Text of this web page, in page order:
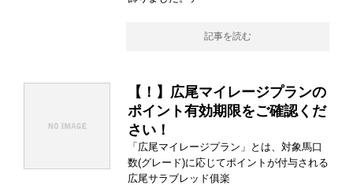
記事を読む
【！】広尾マイレージプランの
ポイント有効期限をご確認くだ
さい！
「広尾マイレージプラン」とは、対象馬口
数(グレード)に応じてポイントが付与される
広尾サラブレッド俱楽